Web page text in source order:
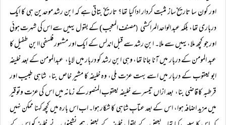
اور کون سا تاریخ ساز مثبت کردار ادا کیا تھا؟ تاریخ بتاتی ہے کہ ابن رشد موحدین ہی کا ایک
درباری تھا، بلکہ عبد الواحد المراکشی (مصنف المعجب) کے بقول یہیں سے اس کی شہرت ہوئی
اور جو کچھ ملا، یہیں سے ملا۔ ابنِ رشد سے قبل اندلس کے ایک اور مشہور فلسفی اابنِ طفیل کا
عبد المومن کے دربار میں آنا جانا تھا، وہی ابنِ رشد کو دربار میں لایا، عبدالمومن کے بعد خلیفہ
ابو یعقوب کے دربار میں اسے بہت عزت ملی، وہ خلیفہ کا مشیرِ خاص بنا، شاہی طبیب اور
قرطبہ کا قاضی بنا، بعد ازاں تیسرے خلیفہ یعقوب المنصورکے زمانہ میں اس کی عزت وتوقیر
میں مزید اضافہ ہوا، اس کے بعد عتابِ شاہی کا شکار ہوا۔ اب اس بارہ میں کچھ کہنا ممکن نہیں